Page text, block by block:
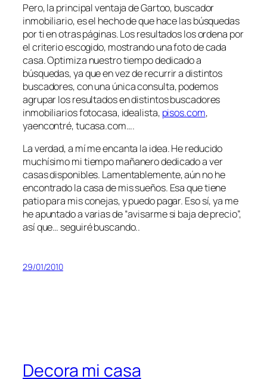
Pero, la principal ventaja de Gartoo, buscador
inmobiliario, es el hecho de que hace las búsquedas
por ti en otras páginas. Los resultados los ordena por
el criterio escogido, mostrando una foto de cada
casa. Optimiza nuestro tiempo dedicado a
búsquedas, ya que en vez de recurrir a distintos
buscadores, con una única consulta, podemos
agrupar los resultados en distintos buscadores
inmobiliarios fotocasa, idealista, pisos.com,
yaencontré, tucasa.com….
La verdad, a mí me encanta la idea. He reducido
muchísimo mi tiempo mañanero dedicado a ver
casas disponibles. Lamentablemente, aún no he
encontrado la casa de mis sueños. Esa que tiene
patio para mis conejas, y puedo pagar. Eso sí, ya me
he apuntado a varias de “avisarme si baja de precio”,
así que… seguiré buscando..
29/01/2010
Decora mi casa